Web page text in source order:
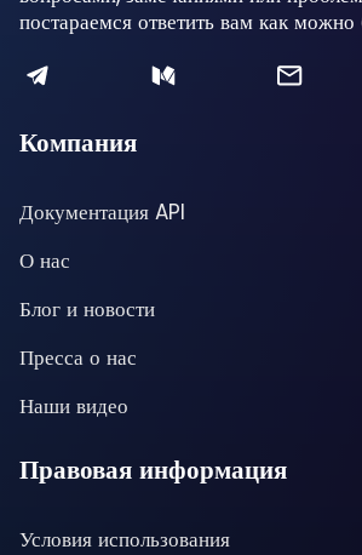
постараемся ответить вам как можно
Компания
Документация API
О нас
Блог и новости
Пресса о нас
Наши видео
Правовая информация
Условия использования